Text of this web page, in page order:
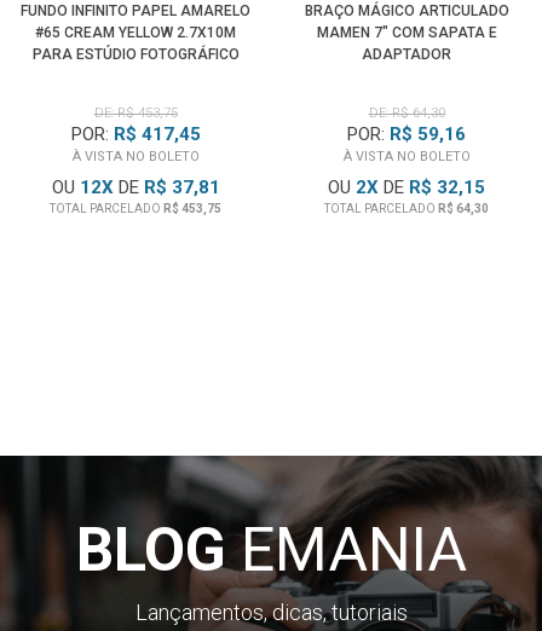
FUNDO INFINITO PAPEL AMARELO
#65 CREAM YELLOW 2.7X10M
PARA ESTÚDIO FOTOGRÁFICO
DE: R$ 453,75
POR: R$ 417,45
À VISTA NO BOLETO
OU 12XDE R$ 37,81
TOTAL PARCELADO R$ 453,75
BRAÇO MÁGICO ARTICULADO
MAMEN 7" COM SAPATA E
ADAPTADOR
DE: R$ 64,30
POR: R$ 59,16
À VISTA NO BOLETO
OU 2X DE R$ 32,15
TOTAL PARCELADO R$ 64,30
BLOGEMANIA
Lançamentos, dicas, tutoriais